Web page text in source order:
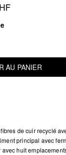
AU PANIER
de cuir recyclé
principal avec
avec huit